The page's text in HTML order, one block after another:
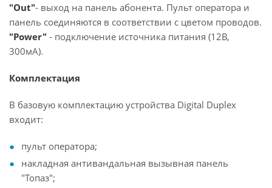
"Out"- выход на панель абонента. Пульт оператора и
панель соединяются в соответствии с цветом проводов.
"Power" - подключение источника питания (12В,
300мА).
Комплектация
В базовую комплектацию устройства Digital Duplex
входит:
пульт оператора;
накладная антивандальная вызывная панель
"Топаз";